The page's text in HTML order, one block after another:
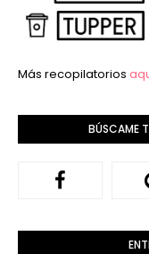
Más recopilatorios
BÚSCAME